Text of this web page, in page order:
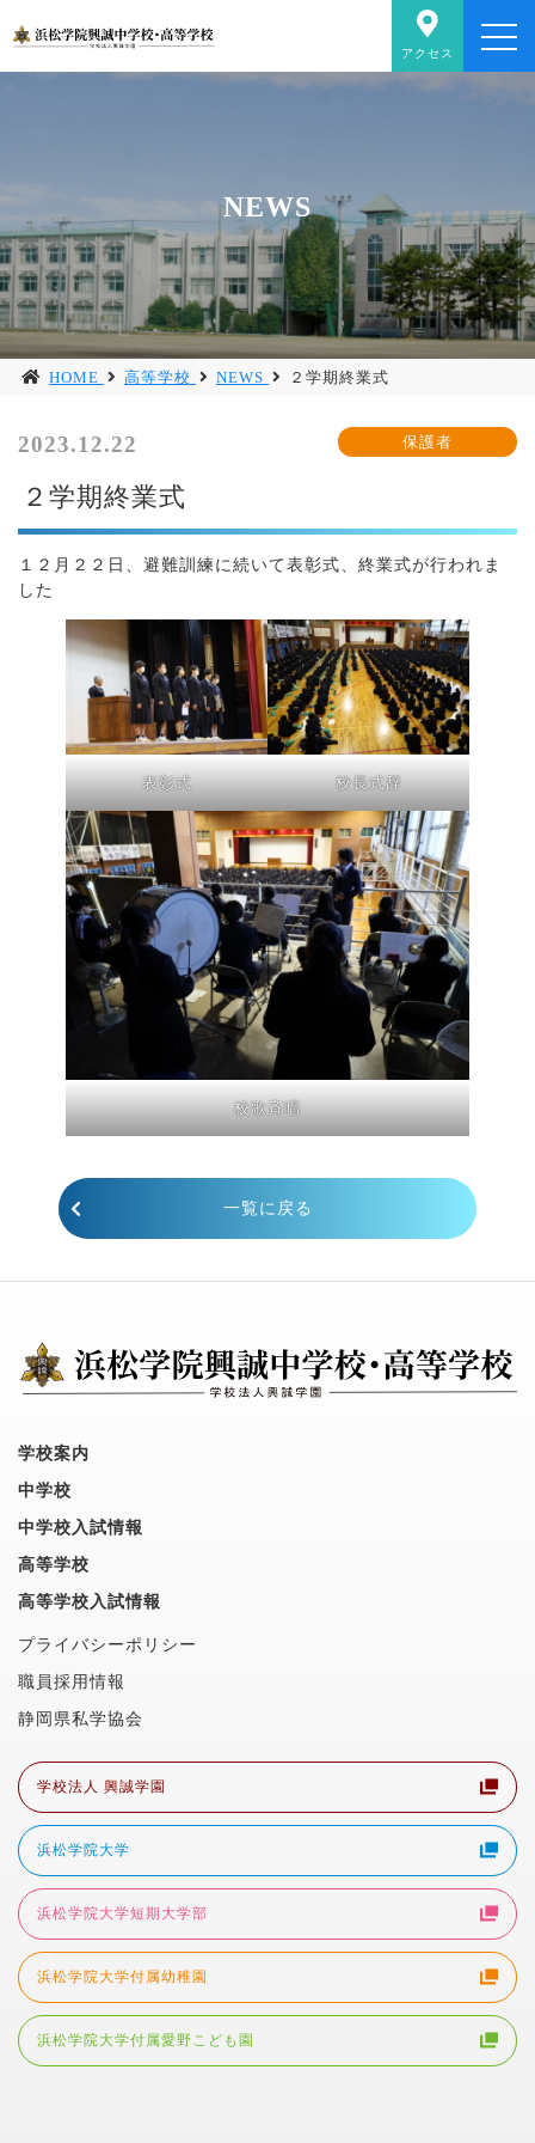
アクセス
NEWS
HOME 高等学校 NEWS ２学期終業式
2023.12.22
２学期終業式
１２月２２日、避難訓練に続いて表彰式、終業式が行われま
した
表彰式 校長式辞
校歌斉唱
一覧に戻る
学校案内
中学校
中学校入試情報
高等学校
高等学校入試情報
プライバシーポリシー
職員採用情報
静岡県私学協会
学校法人 興誠学園
浜松学院大学
浜松学院大学短期大学部
浜松学院大学付属幼稚園
浜松学院大学付属愛野こども園